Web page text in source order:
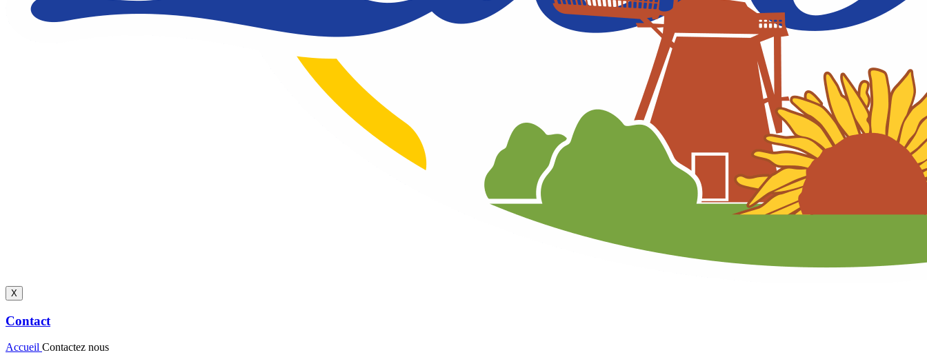
X
Contact
Accueil Contactez nous